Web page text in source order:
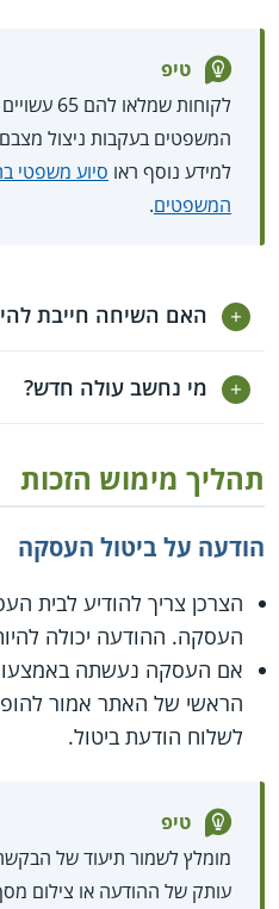
טיפ
לקוחות
המשפטים בעקבות ניצול
למידע נוסף ראו סיוע משפטי
המשפטים.
האם השיחה חייבת
מי נחשב עולה חדש?
תהליך מימוש הזכות
הודעה על ביטול העסקה
הצרכן צריך להודיע לבית
העסקה. ההודעה יכולה
אם העסקה נעשתה
הראשי של האתר אמור
לשלוח הודעת ביטול.
טיפ
מומלץ לשמור תיעוד של
עותק של ההודעה או צילום